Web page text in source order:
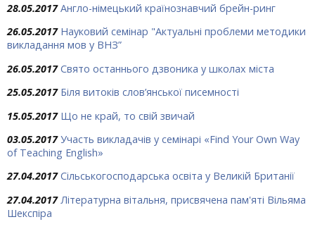
28.05.2017 Англо-німецький країнознавчий брейн-ринг
26.05.2017 Науковий семінар "Актуальні проблеми методики
викладання мов у ВНЗ”
26.05.2017 Свято останнього дзвоника у школах міста
25.05.2017 Біля витоків слов’янської писемності
15.05.2017 Що не край, то свій звичай
03.05.2017 Участь викладачів у семінарі «Find Your Own Way
of Teaching English»
27.04.2017 Сільськогосподарська освіта у Великій Британії
27.04.2017 Літературна вітальня, присвячена пам'яті Вільяма
Шекспіра